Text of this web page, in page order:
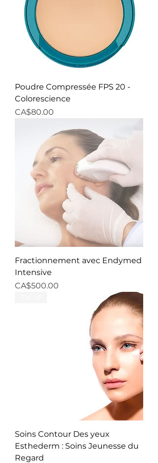
Poudre Compressée FPS 20 -
Colorescience
Price
CA$80.00
Fractionnement avec Endymed
Intensive
Price
CA$500.00
Soins Contour Des yeux
Esthederm : Soins Jeunesse du
Regard